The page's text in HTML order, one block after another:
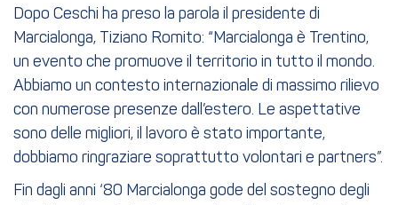
Dopo Ceschi ha preso la parola il presidente di
Marcialonga, Tiziano Romito: “Marcialonga è Trentino,
un evento che promuove il territorio in tutto il mondo.
Abbiamo un contesto internazionale di massimo rilievo
con numerose presenze dall’estero. Le aspettative
sono delle migliori, il lavoro è stato importante,
dobbiamo ringraziare soprattutto volontari e partners”.
Fin dagli anni ‘80 Marcialonga gode del sostegno degli